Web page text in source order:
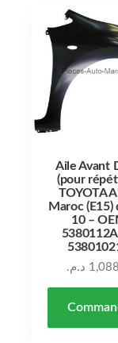
Aile Avant
(pour
TOYOTA
Maroc (E15)
10 –
د.م.